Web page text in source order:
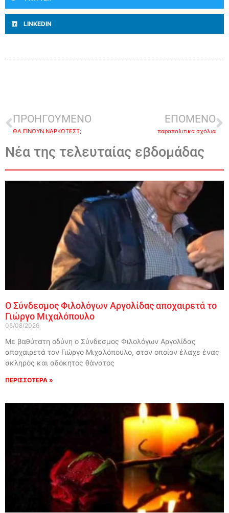
LINKEDIN
ΠΡΟΗΓΟΥΜΕΝΟ
ΘΑ ΓΙΝΟΥΝ ΝΑΡΚΟΤΕΣΤ;
ΕΠΟΜΕΝΟ
παραπολιτικά σχόλια
Νέα της τελευταίας εβδομάδας
Ο Σύνδεσμος Φιλολόγων Αργολίδας αποχαιρετά το
Γιώργο Μιχαλόπουλο
05/08/2026
Με βαθύτατη οδύνη ο Σύνδεσμος Φιλολόγων Αργολίδας
αποχαιρετά τον Γιώργο Μιχαλόπουλο, στον οποίον έλαχε ένας
σκληρός και αδόκητος θάνατος
ΠΕΡΙΣΣΟΤΕΡΑ »